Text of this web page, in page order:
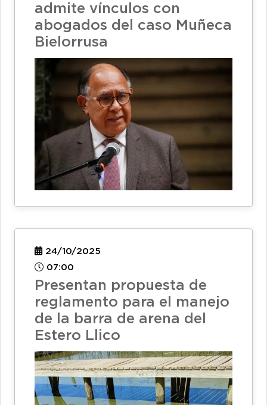
admite vínculos con
abogados del caso Muñeca
Bielorrusa
24/10/2025
07:00
Presentan propuesta de
reglamento para el manejo
de la barra de arena del
Estero Llico